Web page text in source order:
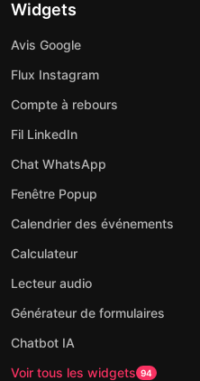
Widgets
Avis Google
Flux Instagram
Compte à rebours
Fil LinkedIn
Chat WhatsApp
Fenêtre Popup
Calendrier des événements
Calculateur
Lecteur audio
Générateur de formulaires
Chatbot IA
Voir tous les widgets 94